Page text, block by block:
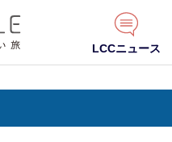
LCCニュース